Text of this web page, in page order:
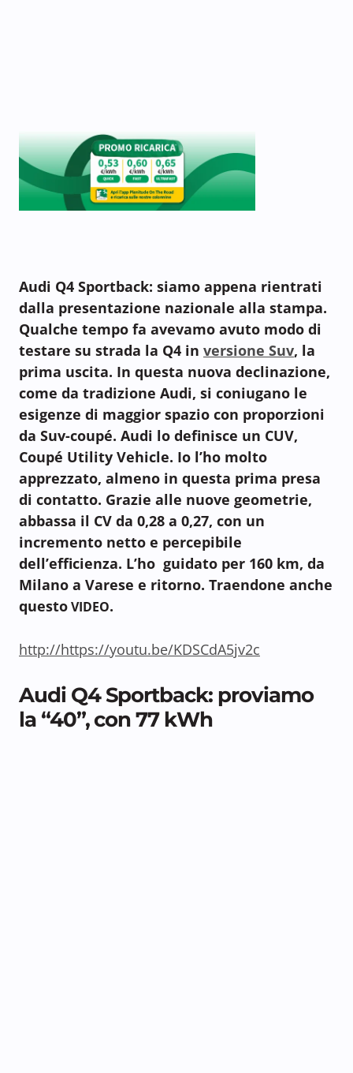
Audi Q4 Sportback: siamo appena rientrati
dalla presentazione nazionale alla stampa.
Qualche tempo fa avevamo avuto modo di
testare su strada la Q4 in versione Suv, la
prima uscita. In questa nuova declinazione,
come da tradizione Audi, si coniugano le
esigenze di maggior spazio con proporzioni
da Suv-coupé. Audi lo definisce un CUV,
Coupé Utility Vehicle. Io l’ho molto
apprezzato, almeno in questa prima presa
di contatto. Grazie alle nuove geometrie,
abbassa il CV da 0,28 a 0,27, con un
incremento netto e percepibile
dell’efficienza. L’ho guidato per 160 km, da
Milano a Varese e ritorno. Traendone anche
questoVIDEO.
http://https://youtu.be/KDSCdA5jv2c
Audi Q4 Sportback: proviamo
la “40”, con 77 kWh